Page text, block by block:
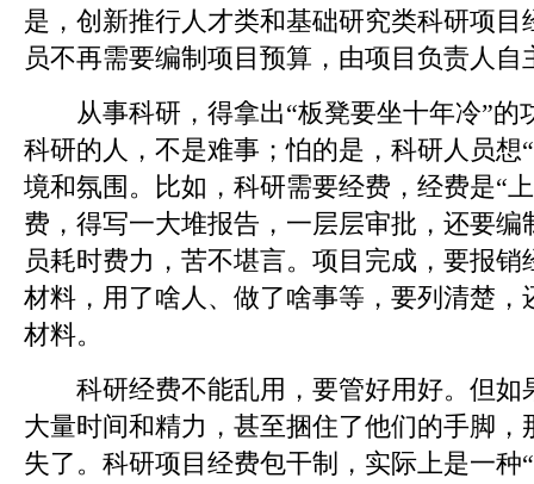
是，创新推行人才类和基础研究类科研项目
员不再需要编制项目预算，由项目负责人
从事科研，得拿出“板凳要坐十年冷”的
科研的人，不是难事；怕的是，科研人员想
境和氛围。比如，科研需要经费，经费是“
费，得写一大堆报告，一层层审批，还要编
员耗时费力，苦不堪言。项目完成，要报
材料，用了啥人、做了啥事等，要列清楚，
材料。
科研经费不能乱用，要管好用好。但如
大量时间和精力，甚至捆住了他们的手脚，
失了。科研项目经费包干制，实际上是一